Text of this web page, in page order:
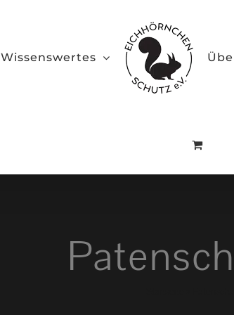
Wissenswertes